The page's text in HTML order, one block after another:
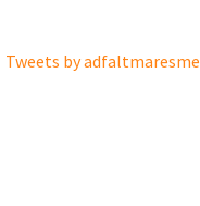
Tweets by adfaltmaresme